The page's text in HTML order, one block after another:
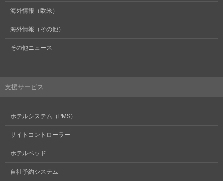
海外情報（欧米）
海外情報（その他）
その他ニュース
支援サービス
ホテルシステム（PMS）
サイトコントローラー
ホテルベッド
自社予約システム